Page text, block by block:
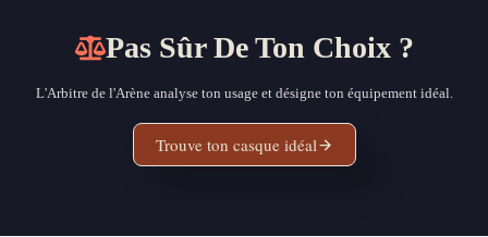
Pas Sûr De Ton Choix ?
L'Arbitre de l'Arène analyse ton usage et désigne ton équipement idéal.
Trouve ton casque idéal